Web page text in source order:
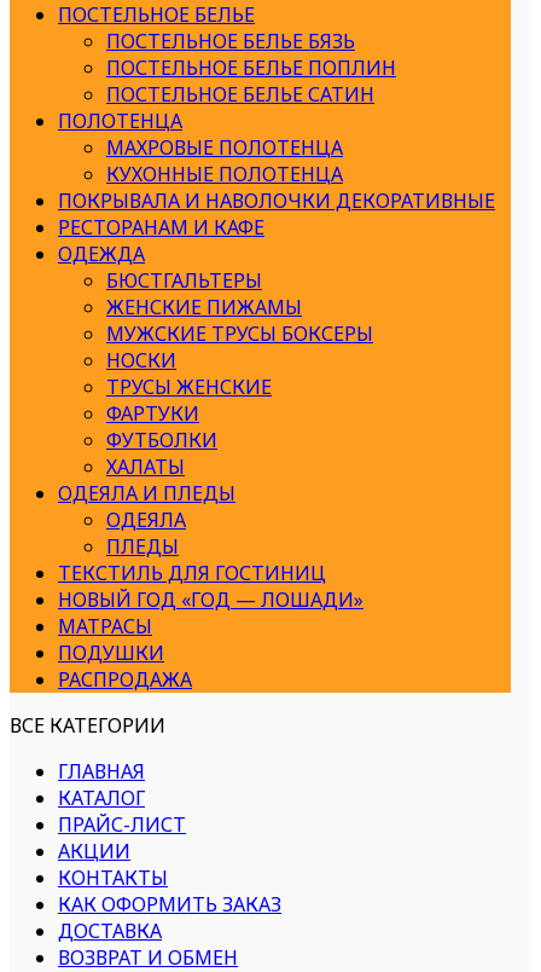
ПОСТЕЛЬНОЕ БЕЛЬЕ
ПОСТЕЛЬНОЕ БЕЛЬЕ БЯЗЬ
ПОСТЕЛЬНОЕ БЕЛЬЕ ПОПЛИН
ПОСТЕЛЬНОЕ БЕЛЬЕ САТИН
ПОЛОТЕНЦА
МАХРОВЫЕ ПОЛОТЕНЦА
КУХОННЫЕ ПОЛОТЕНЦА
ПОКРЫВАЛА И НАВОЛОЧКИ ДЕКОРАТИВНЫЕ
РЕСТОРАНАМ И КАФЕ
ОДЕЖДА
БЮСТГАЛЬТЕРЫ
ЖЕНСКИЕ ПИЖАМЫ
МУЖСКИЕ ТРУСЫ БОКСЕРЫ
НОСКИ
ТРУСЫ ЖЕНСКИЕ
ФАРТУКИ
ФУТБОЛКИ
ХАЛАТЫ
ОДЕЯЛА И ПЛЕДЫ
ОДЕЯЛА
ПЛЕДЫ
ТЕКСТИЛЬ ДЛЯ ГОСТИНИЦ
НОВЫЙ ГОД «ГОД — ЛОШАДИ»
МАТРАСЫ
ПОДУШКИ
РАСПРОДАЖА
ВСЕ КАТЕГОРИИ
ГЛАВНАЯ
КАТАЛОГ
ПРАЙС-ЛИСТ
АКЦИИ
КОНТАКТЫ
КАК ОФОРМИТЬ ЗАКАЗ
ДОСТАВКА
ВОЗВРАТ И ОБМЕН